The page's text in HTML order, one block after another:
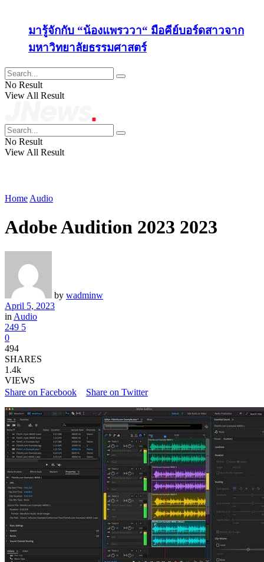
มารู้จักกับ “น้องแพรววา“ มือคีย์บอร์ดสาวจาก
มหาวิทยาลัยธรรมศาสตร์
No Result
View All Result
No Result
View All Result
Home Audio
Adobe Audition 2023 2023
by wadminw
April 5, 2023
in Audio
249 5
0
494
SHARES
1.4k
VIEWS
Share on Facebook
Share on Twitter